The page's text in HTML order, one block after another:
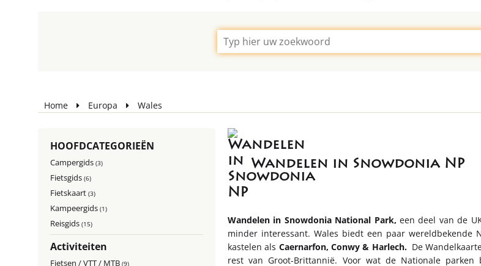
Home Europa Wales
HOOFDCATEGORIEËN
Campergids (3)
Fietsgids (6)
Fietskaart (3)
Kampeergids (1)
Reisgids (15)
Activiteiten
Fietsen / VTT / MTB (9)
Wandelen in Snowdonia NP
Wandelen in Snowdonia National Park, een deel van de
minder interessant. Wales biedt een paar wereldbekende
kastelen als Caernarfon, Conwy & Harlech.De
rest van Groot-Brittannië. Voor wat de Nationale